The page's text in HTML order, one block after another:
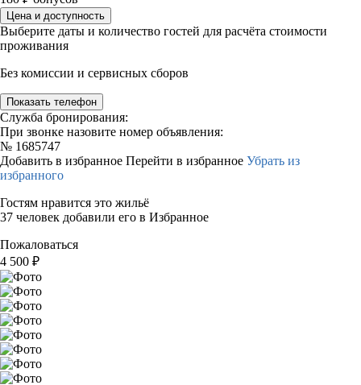
Цена и доступность
Выберите даты и количество гостей для расчёта стоимости
проживания
Без комиссии и сервисных сборов
Показать телефон
Служба бронирования:
При звонке назовите номер объявления:
№ 1685747
Добавить в избранное Перейти в избранное Убрать из
избранного
Гостям нравится это жильё
37 человек добавили его в Избранное
Пожаловаться
4 500 ₽